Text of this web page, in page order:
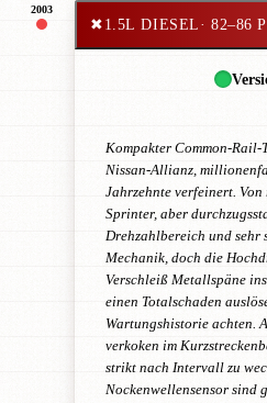
2003
✖1.5L DIESEL· 82–86
Kompakter Common-
Nissan-Allianz,
Jahrzehnte verfeinert.
Sprinter, aber
Drehzahlbereich und sehr
Mechanik, doch die
Verschleiß Metallspäne
einen Totalschaden
Wartungshistorie achten.
verkoken im
strikt nach Intervall zu
Nockenwellensensor sind